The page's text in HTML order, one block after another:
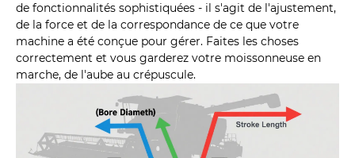
de fonctionnalités sophistiquées - il s'agit de l'ajustement,
de la force et de la correspondance de ce que votre
machine a été conçue pour gérer. Faites les choses
correctement et vous garderez votre moissonneuse en
marche, de l'aube au crépuscule.